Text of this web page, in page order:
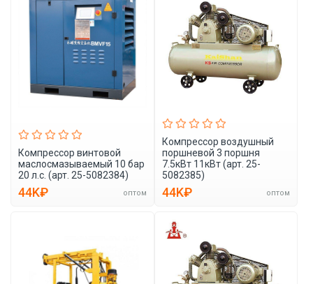
Компрессор винтовой
маслосмазываемый 10 бар
20 л.с. (арт. 25-5082384)
44K₽ оптом
Компрессор воздушный
поршневой 3 поршня
7.5кВт 11кВт (арт. 25-
5082385)
44K₽ оптом